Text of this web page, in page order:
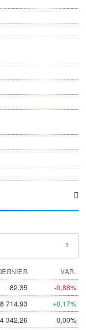
VAR.
82,35 -0,88%
8 714,93 +0,17%
4 342,26 0,00%